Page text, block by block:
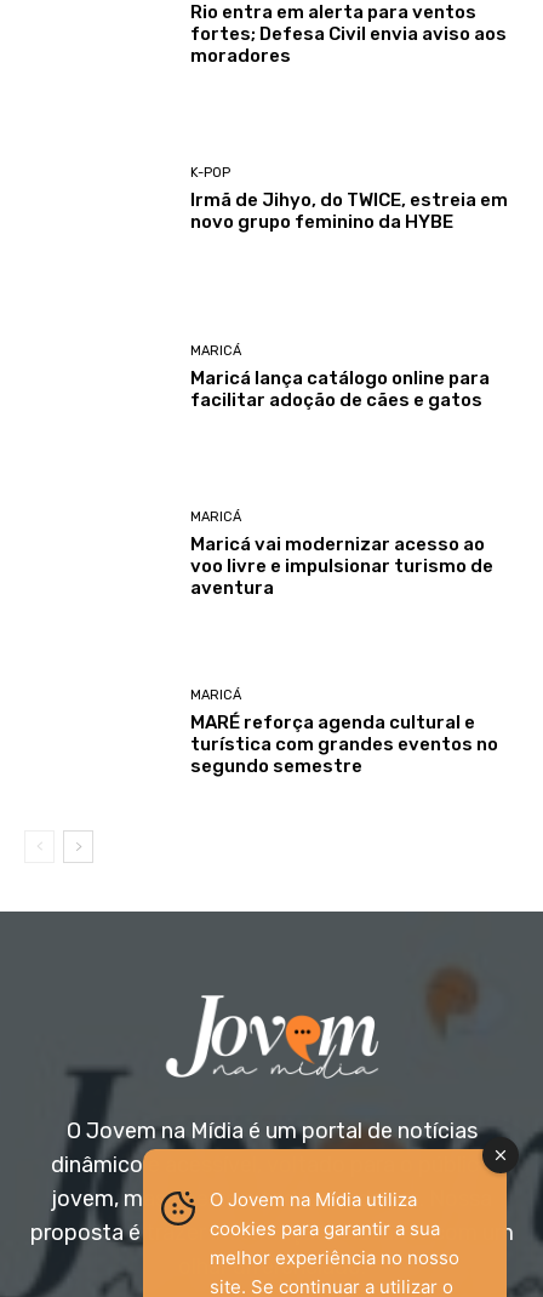
Rio entra em alerta para ventos
fortes; Defesa Civil envia aviso aos
moradores
K-POP
Irmã de Jihyo, do TWICE, estreia em
novo grupo feminino da HYBE
MARICÁ
Maricá lança catálogo online para
facilitar adoção de cães e gatos
MARICÁ
Maricá vai modernizar acesso ao
voo livre e impulsionar turismo de
aventura
MARICÁ
MARÉ reforça agenda cultural e
turística com grandes eventos no
segundo semestre
O Jovem na Mídia é um portal de notícias
dinâmico e acessível, voltado para o público
jovem, mas aberto a todas as idades. Nossa
proposta é trazer informação relevante com um
olhar diferenciado.
O Jovem na Mídia utiliza
cookies para garantir a sua
melhor experiência no nosso
site. Se continuar a utilizar o